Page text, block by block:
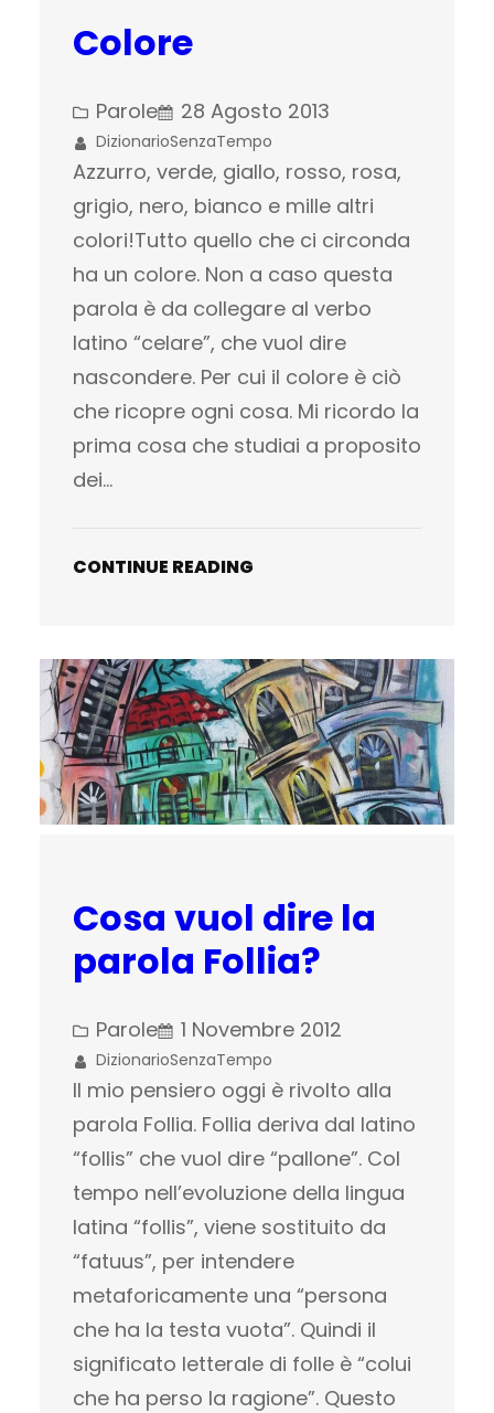
Colore
Parole 28 Agosto 2013
DizionarioSenzaTempo
Azzurro, verde, giallo, rosso, rosa,
grigio, nero, bianco e mille altri
colori!Tutto quello che ci circonda
ha un colore. Non a caso questa
parola è da collegare al verbo
latino “celare”, che vuol dire
nascondere. Per cui il colore è ciò
che ricopre ogni cosa. Mi ricordo la
prima cosa che studiai a proposito
dei…
CONTINUE READING
Cosa vuol dire la
parola Follia?
Parole 1 Novembre 2012
DizionarioSenzaTempo
Il mio pensiero oggi è rivolto alla
parola Follia. Follia deriva dal latino
“follis” che vuol dire “pallone”. Col
tempo nell’evoluzione della lingua
latina “follis”, viene sostituito da
“fatuus”, per intendere
metaforicamente una “persona
che ha la testa vuota”. Quindi il
significato letterale di folle è “colui
che ha perso la ragione”. Questo